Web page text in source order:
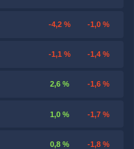
-4,2 % -1,0 %
-1,1 % -1,4 %
2,6 % -1,6 %
1,0 % -1,7 %
0,8 % -1,8 %